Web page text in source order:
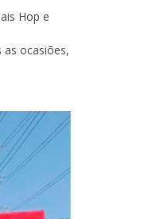
Hop e
ocasiões,